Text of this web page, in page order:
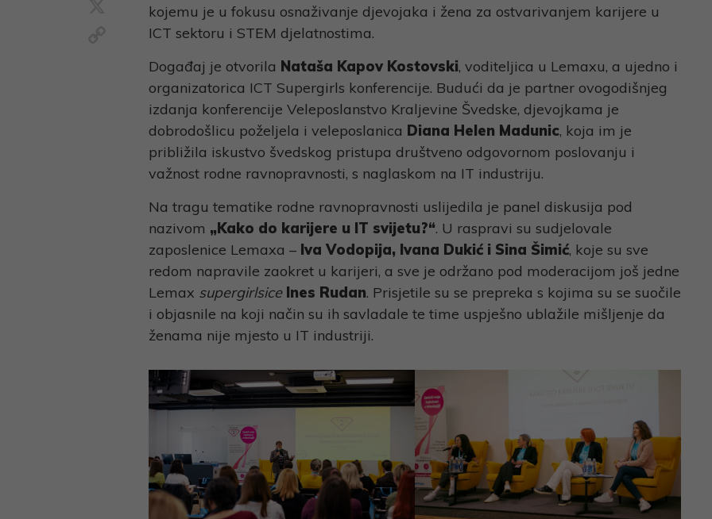
Copy
Link
kojemu je u fokusu osnaživanje djevojaka i žena za ostvarivanjem karijere u
ICT sektoru i STEM djelatnostima.
Događaj je otvorila Nataša Kapov Kostovski, voditeljica u Lemaxu, a ujedno i
organizatorica ICT Supergirls konferencije. Budući da je partner ovogodišnjeg
izdanja konferencije Veleposlanstvo Kraljevine Švedske, djevojkama je
dobrodošlicu poželjela i veleposlanica Diana Helen Madunic, koja im je
približila iskustvo švedskog pristupa društveno odgovornom poslovanju i
važnost rodne ravnopravnosti, s naglaskom na IT industriju.
Na tragu tematike rodne ravnopravnosti uslijedila je panel diskusija pod
nazivom „Kako do karijere u IT svijetu?“. U raspravi su sudjelovale
zaposlenice Lemaxa – Iva Vodopija, Ivana Dukić i Sina Šimić, koje su sve
redom napravile zaokret u karijeri, a sve je održano pod moderacijom još jedne
Lemax supergirlsice Ines Rudan. Prisjetile su se prepreka s kojima su se suočile
i objasnile na koji način su ih savladale te time uspješno ublažile mišljenje da
ženama nije mjesto u IT industriji.